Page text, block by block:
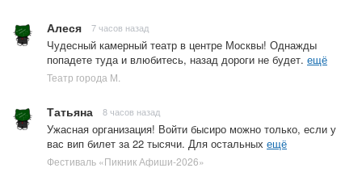
Алеся 7 часов назад
Чудесный камерный театр в центре Москвы! Однажды
попадете туда и влюбитесь, назад дороги не будет. ещё
Театр города М.
Татьяна 8 часов назад
Ужасная организация! Войти бысиро можно только, если у
вас вип билет за 22 тысячи. Для остальных ещё
Фестиваль «Пикник Афиши-2026»